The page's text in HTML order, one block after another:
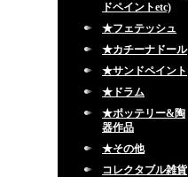
ドペイントetc)
★フェテッシュ
★カチーナドール
★サンドペイント
★ドラム
★ポッテリー&陶
器作品
★その他
コレクタブル雑貨